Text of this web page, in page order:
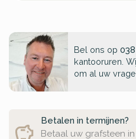
Bel ons op 038
kantooruren.
om al uw
Betalen in termijnen?
Betaal uw grafsteen